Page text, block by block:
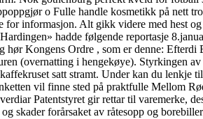
o Fulle handle kosmetikk på nett
for informasjon. Alt gikk videre med hest
hadde følgende reportasje
Kongens Ordre , som er denne: Efterdi
(overnatting i hengekøye). Styrkingen
satt stramt. Under kan du
vil finne sted på praktfulle Mellom
Patentstyret gir rettar til varemerke,
skader forårsaket av råtesopp og